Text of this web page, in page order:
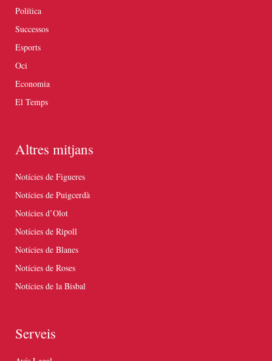
Política
Successos
Esports
Oci
Economia
El Temps
Altres mitjans
Notícies de Figueres
Notícies de Puigcerdà
Notícies d’Olot
Notícies de Ripoll
Notícies de Blanes
Notícies de Roses
Notícies de la Bisbal
Serveis